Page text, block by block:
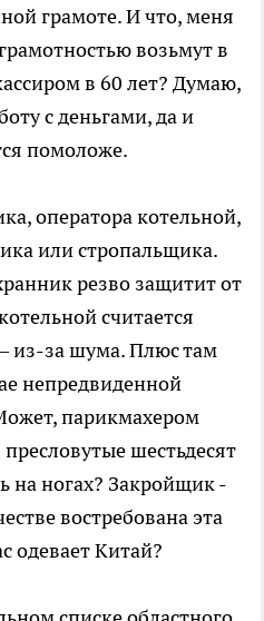
грамоте. И что, меня
возьмут в
в 60 лет? Думаю,
с деньгами, да и
помоложе.
оператора котельной,
или стропальщика.
резво защитит от
считается
из-за шума. Плюс там
непредвиденной
парикмахером
шестьдесят
на ногах? Закройщик -
востребована эта
одевает Китай?